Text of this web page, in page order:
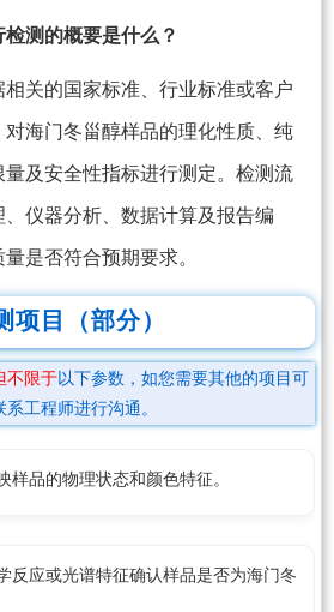
测的概要是什么？
关的国家标准、行业标准或客户
海门冬甾醇样品的理化性质、纯
量及安全性指标进行测定。检测流
仪器分析、数据计算及报告编
是否符合预期要求。
项目（部分）
不限于以下参数，如您需要其他的项目可
系工程师进行沟通。
样品的物理状态和颜色特征。
反应或光谱特征确认样品是否为海门冬